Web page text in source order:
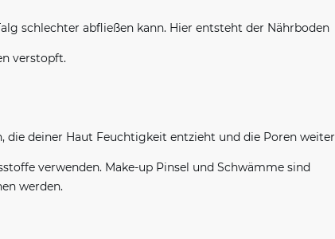
schlechter abfließen kann. Hier entsteht der Nährboden
verstopft.
deiner Haut Feuchtigkeit entzieht und die Poren weiter
verwenden. Make-up Pinsel und Schwämme sind
werden.